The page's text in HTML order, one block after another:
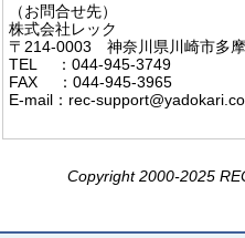
（お問合せ先）
株式会社レック
〒214-0003 神奈川県川崎市多
TEL ：044-945-3749
FAX ：044-945-3965
E-mail：rec-
Copyright 2000-2025